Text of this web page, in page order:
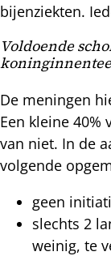
bijenziekten.
Voldoende
De meningen
Een kleine
van niet. In de
volgende
geen
slechts 2
weinig, te